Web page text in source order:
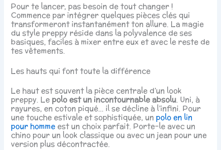
Pour te lancer, pas besoin de tout changer !
Commence par intégrer quelques pièces clés qui
transformeront instantanément ton allure. La magie
du style preppy réside dans la polyvalence de ses
basiques, faciles à mixer entre eux et avec le reste de
tes vêtements.
Les hauts qui font toute la différence
Le haut est souvent la pièce centrale d’un look
preppy. Le polo est un incontournable absolu. Uni, à
rayures, en coton piqué… il se décline à l’infini. Pour
une touche estivale et sophistiquée, un polo en lin
pour homme est un choix parfait. Porte-le avec un
chino pour un look classique ou avec un jean pour une
version plus décontractée.